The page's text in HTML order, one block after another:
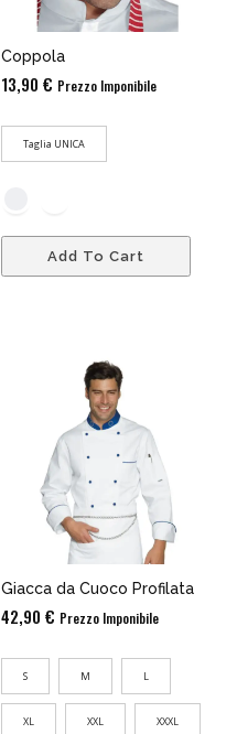
Coppola
13,90 € Prezzo Imponibile
Taglia UNICA
Add To Cart
Giacca da Cuoco Profilata
42,90 € Prezzo Imponibile
S M L
XL XXL XXXL